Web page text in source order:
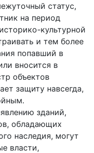
статус,
на период
культурной
и тем более
попавший в
вносится в
объектов
защиту навсегда,
зданий,
обладающих
наследия, могут
власти,